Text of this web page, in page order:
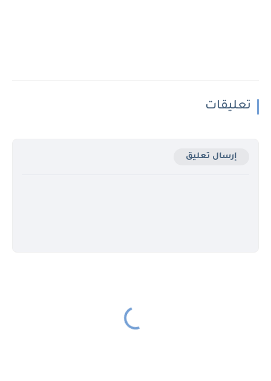
تعليقات
إرسال تعليق